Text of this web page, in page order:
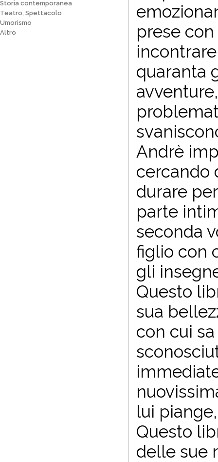
Storia contemporanea
Teatro, Spettacolo
Umorismo
Altro
prese
quaranta
Andrè
cercando
durare
parte
seconda
figlio con
gli
Questo
sua
con cui
lui
Questo
delle sue